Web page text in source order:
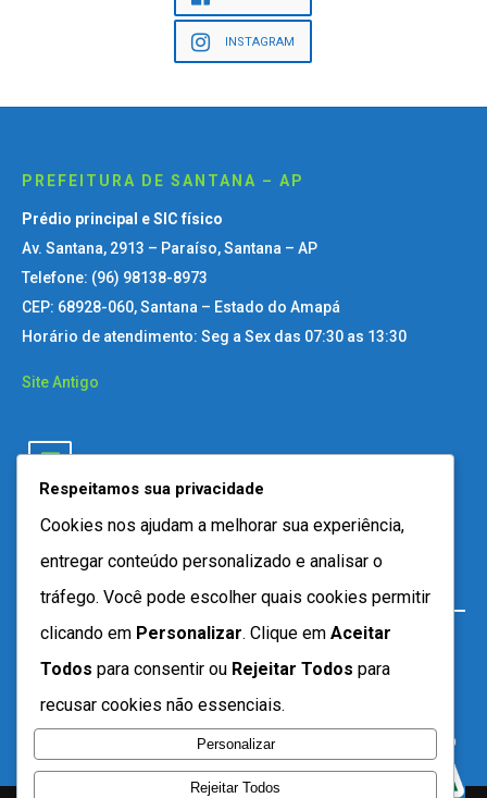
INSTAGRAM
PREFEITURA DE SANTANA – AP
Prédio principal e SIC físico
Av. Santana, 2913 – Paraíso, Santana – AP
Telefone: (96) 98138-8973
CEP: 68928-060, Santana – Estado do Amapá
Horário de atendimento: Seg a Sex das 07:30 as 13:30
Site Antigo
Respeitamos sua privacidade
Cookies nos ajudam a melhorar sua experiência,
entregar conteúdo personalizado e analisar o
tráfego. Você pode escolher quais cookies permitir
clicando em Personalizar. Clique em Aceitar
Todos para consentir ou Rejeitar Todos para
recusar cookies não essenciais.
Personalizar
Rejeitar Todos